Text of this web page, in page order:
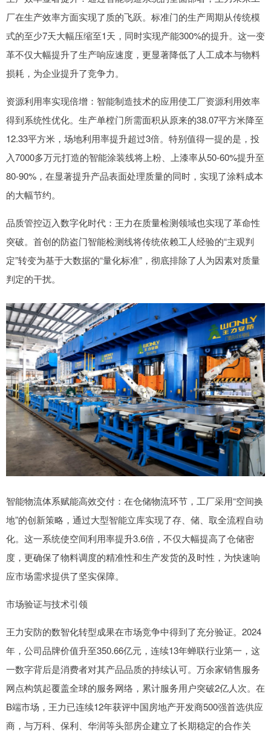
厂在生产效率方面实现了质的飞跃。标准门的生产周期从传统模
式的至少7天大幅压缩至1天，同时实现产能300%的提升。这一变
革不仅大幅提升了生产响应速度，更显著降低了人工成本与物料
损耗，为企业提升了竞争力。
资源利用率实现倍增：智能制造技术的应用使工厂资源利用效率
得到系统性优化。生产单樘门所需面积从原来的38.07平方米降至
12.33平方米，场地利用率提升超过3倍。特别值得一提的是，投
入7000多万元打造的智能涂装线将上粉、上漆率从50-60%提升至
80-90%，在显著提升产品表面处理质量的同时，实现了涂料成本
的大幅节约。
品质管控迈入数字化时代：王力在质量检测领域也实现了革命性
突破。首创的防盗门智能检测线将传统依赖工人经验的“主观判
定”转变为基于大数据的“量化标准”，彻底排除了人为因素对质量
判定的干扰。
智能物流体系赋能高效交付：在仓储物流环节，工厂采用“空间换
地”的创新策略，通过大型智能立库实现了存、储、取全流程自动
化。这一系统使空间利用率提升3.6倍，不仅大幅提高了仓储密
度，更确保了物料调度的精准性和生产发货的及时性，为快速响
应市场需求提供了坚实保障。
市场验证与技术引领
王力安防的数智化转型成果在市场竞争中得到了充分验证。2024
年，公司品牌价值升至350.66亿元，连续13年蝉联行业第一，这
一数字背后是消费者对其产品品质的持续认可。万余家销售服务
网点构筑起覆盖全球的服务网络，累计服务用户突破2亿人次。在
B端市场，王力已连续12年获评中国房地产开发商500强首选供应
商，与万科、保利、华润等头部房企建立了长期稳定的合作关